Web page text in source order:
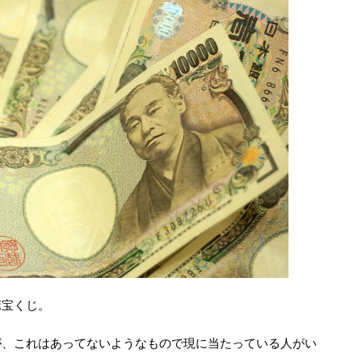
くじ。
これはあってないようなもので現に当たっている人がい